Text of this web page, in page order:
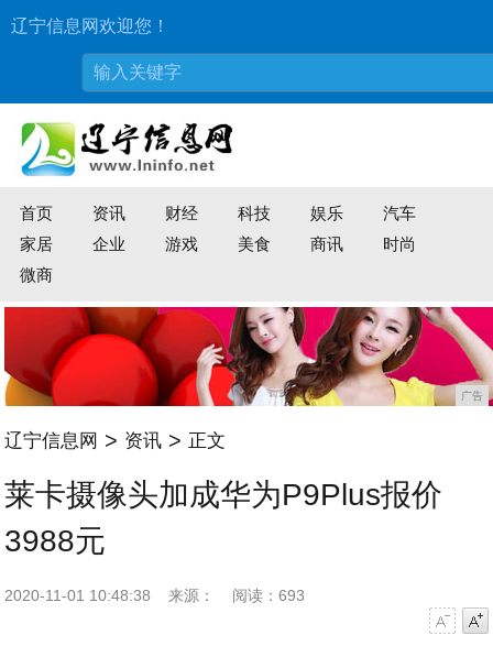
辽宁信息网欢迎您！
首页 资讯 财经 科技 娱乐
汽车
家居
企业 游戏 美食 商讯
时尚
微商
广告
辽宁信息网 > 资讯 > 正文
莱卡摄像头加成华为P9Plus报价
3988元
2020-11-01 10:48:38 来源：
阅读：693